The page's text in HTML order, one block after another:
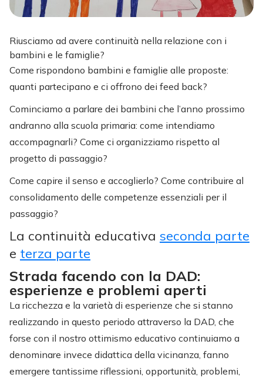
Riusciamo ad avere continuità nella relazione con i
bambini e le famiglie?
Come rispondono bambini e famiglie alle proposte:
quanti partecipano e ci offrono dei feed back?
Cominciamo a parlare dei bambini che l’anno prossimo
andranno alla scuola primaria: come intendiamo
accompagnarli? Come ci organizziamo rispetto al
progetto di passaggio?
Come capire il senso e accoglierlo? Come contribuire al
consolidamento delle competenze essenziali per il
passaggio?
La continuità educativa seconda parte
e terza parte
Strada facendo con la DAD:
esperienze e problemi aperti
La ricchezza e la varietà di esperienze che si stanno
realizzando in questo periodo attraverso la DAD, che
forse con il nostro ottimismo educativo continuiamo a
denominare invece didattica della vicinanza, fanno
emergere tantissime riflessioni, opportunità, problemi,